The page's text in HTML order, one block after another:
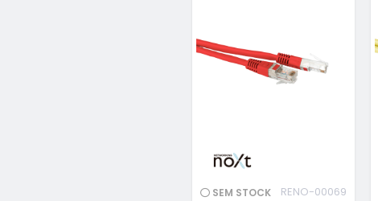
SEM STOCK RENO-00069